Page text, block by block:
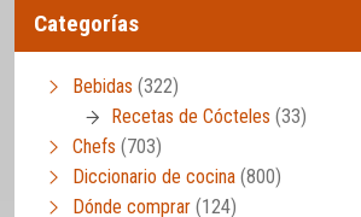
Categorías
Bebidas (322)
Recetas de Cócteles (33)
Chefs (703)
Diccionario de cocina (800)
Dónde comprar (124)